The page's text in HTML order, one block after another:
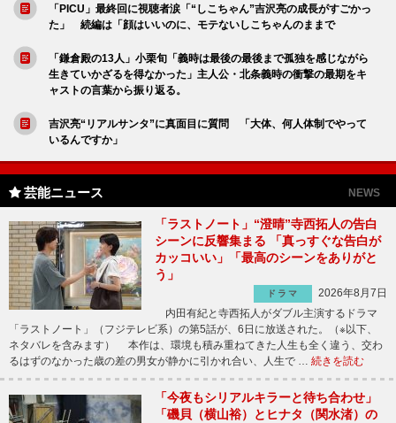
「PICU」最終回に視聴者涙「“しこちゃん”吉沢亮の成長がすごかっ
た」 続編は「顔はいいのに、モテないしこちゃんのままで
「鎌倉殿の13人」小栗旬「義時は最後の最後まで孤独を感じながら
生きていかざるを得なかった」主人公・北条義時の衝撃の最期をキ
ャストの言葉から振り返る。
吉沢亮“リアルサンタ”に真面目に質問 「大体、何人体制でやって
いるんですか」
芸能ニュース NEWS
「ラストノート」“澄晴”寺西拓人の告白
シーンに反響集まる 「真っすぐな告白が
カッコいい」「最高のシーンをありがと
う」
ドラマ
2026年8月7日
内田有紀と寺西拓人がダブル主演するドラマ
「ラストノート」（フジテレビ系）の第5話が、6日に放送された。（※以下、
ネタバレを含みます） 本作は、環境も積み重ねてきた人生も全く違う、交わ
るはずのなかった歳の差の男女が静かに引かれ合い、人生で … 続きを読む
「今夜もシリアルキラーと待ち合わせ」
「磯貝（横山裕）とヒナタ（関水渚）の